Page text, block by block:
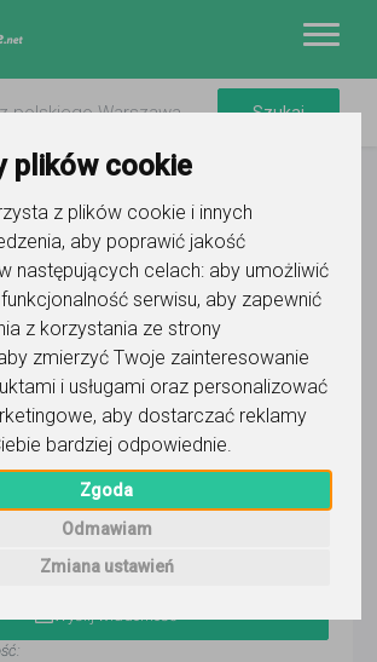
plików cookie
z plików cookie i innych
aby poprawić jakość
następujących celach: aby umożliwić
serwisu, aby zapewnić
z korzystania ze strony
zmierzyć Twoje zainteresowanie
i usługami oraz personalizować
, aby dostarczać reklamy
bardziej odpowiednie
Zgoda
Odmawiam
Zmiana ustawień
Majder
Wyślij wiadomość